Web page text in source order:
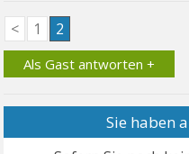
< 1 2
Als Gast antworten +
Sie haben